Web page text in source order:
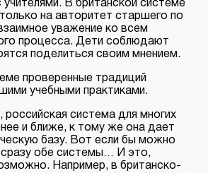
учителями. В британской системе
на авторитет старшего по
уважение ко всем
процесса. Дети соблюдают
поделиться своим мнением.
проверенные традиций
учебными практиками.
система для многих
и ближе, к тому же она дает
базу. Вот если бы можно
обе системы… И это,
Например, в британско-